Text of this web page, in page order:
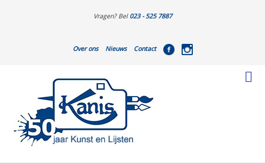
Vragen? Bel 023 - 525 7887
Over ons Nieuws Contact